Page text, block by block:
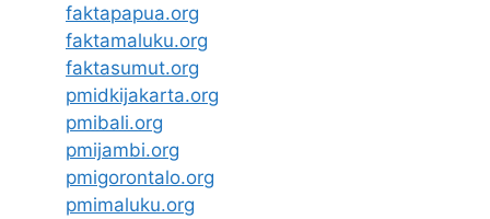
faktapapua.org
faktamaluku.org
faktasumut.org
pmidkijakarta.org
pmibali.org
pmijambi.org
pmigorontalo.org
pmimaluku.org